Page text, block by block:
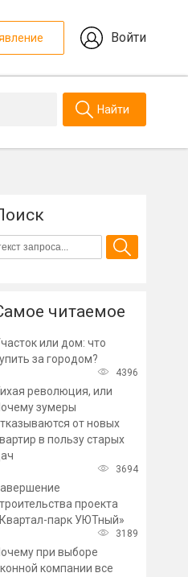
Войти
Найти
Цены на новостройки в
Петербурге начали
читаемое
или дом: что
за городом?
4396
революция, или
зумеры
от новых
в пользу старых
3694
проекта
парк УЮТный»
3189
при выборе
компании все